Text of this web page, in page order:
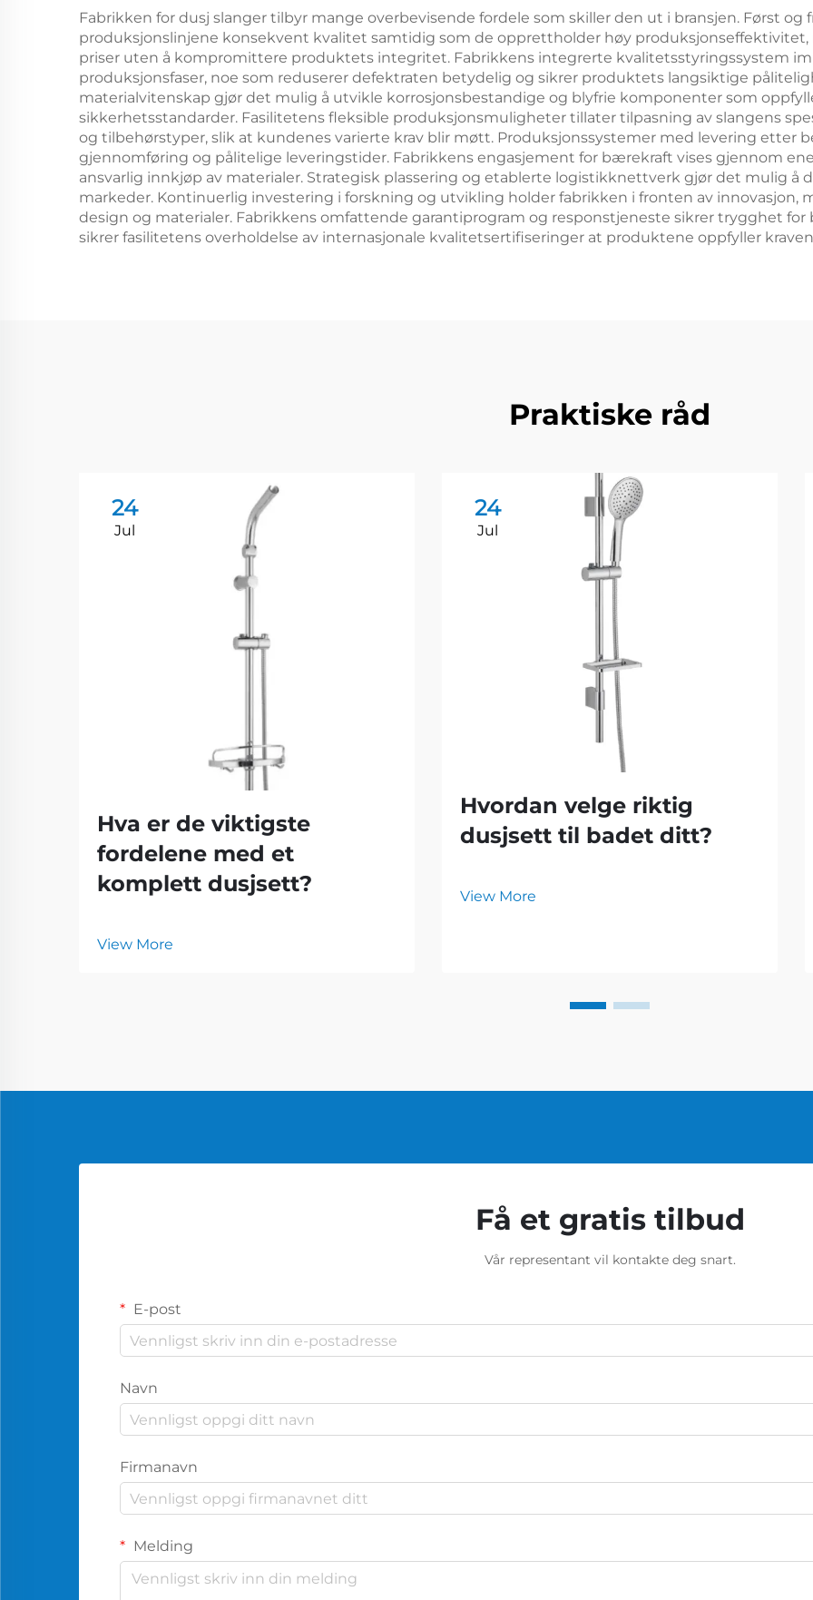
Fabrikken for dusj slanger tilbyr mange overbevisende fordele som skiller den ut i bransjen. Først
produksjonslinjene konsekvent kvalitet samtidig som de opprettholder høy
priser uten å kompromittere produktets integritet. Fabrikkens integrerte kvalitetsstyringssystem
produksjonsfaser, noe som reduserer defektraten betydelig og sikrer produktets langsiktige
materialvitenskap gjør det mulig å utvikle korrosjonsbestandige og blyfrie komponenter som
sikkerhetsstandarder. Fasilitetens fleksible produksjonsmuligheter tillater tilpasning av slangens
og tilbehørstyper, slik at kundenes varierte krav blir møtt. Produksjonssystemer med levering etter
gjennomføring og pålitelige leveringstider. Fabrikkens engasjement for bærekraft vises gjennom
ansvarlig innkjøp av materialer. Strategisk plassering og etablerte logistikknettverk gjør det mulig å
markeder. Kontinuerlig investering i forskning og utvikling holder fabrikken i fronten av innovasjon,
design og materialer. Fabrikkens omfattende garantiprogram og responstjeneste sikrer trygghet
sikrer fasilitetens overholdelse av internasjonale kvalitetsertifiseringer at produktene oppfyller
Praktiske råd
24
Jul
Hva er de viktigste
fordelene med et
komplett dusjsett?
View More
24
Jul
Hvordan velge riktig
dusjsett til badet ditt?
View More
Få et gratis tilbud
Vår representant vil kontakte deg snart.
E-post
Navn
Firmanavn
Melding